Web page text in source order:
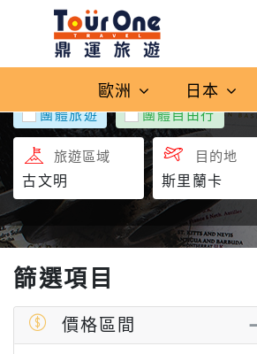
歐洲 日本
團體旅遊 團體自由行
旅遊區域 目的地
篩選項目
價格區間